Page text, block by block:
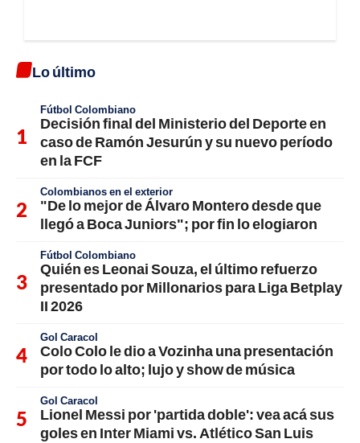
Lo último
Fútbol Colombiano
Decisión final del Ministerio del Deporte en
caso de Ramón Jesurún y su nuevo período
en la FCF
Colombianos en el exterior
"De lo mejor de Álvaro Montero desde que
llegó a Boca Juniors"; por fin lo elogiaron
Fútbol Colombiano
Quién es Leonai Souza, el último refuerzo
presentado por Millonarios para Liga Betplay
II 2026
Gol Caracol
Colo Colo le dio a Vozinha una presentación
por todo lo alto; lujo y show de música
Gol Caracol
Lionel Messi por 'partida doble': vea acá sus
goles en Inter Miami vs. Atlético San Luis